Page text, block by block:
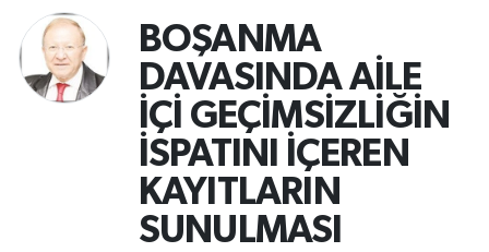
BOŞANMA
DAVASINDA AİLE
İÇİ GEÇİMSİZLİĞİN
İSPATINI İÇEREN
KAYITLARIN
SUNULMASI
Süper Lig Puan Durumu ve Fikstür
Tüm Manşetler
Son Dakika Haberleri
Haber Arşivi